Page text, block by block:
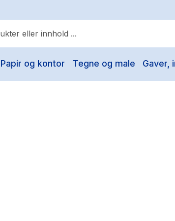
Papir og kontor Tegne og male Gaver,